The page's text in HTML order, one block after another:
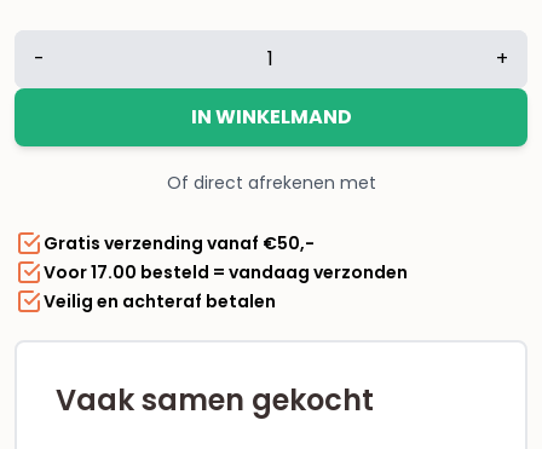
Lola
-
Sand
-
aantal
- +
IN WINKELMAND
Of direct afrekenen met
Gratis verzending vanaf €50,-
Voor 17.00 besteld = vandaag verzonden
Veilig en achteraf betalen
Vaak samen gekocht